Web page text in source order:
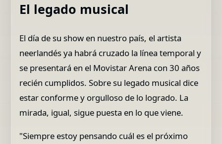
El legado musical
El día de su show en nuestro país, el artista
neerlandés ya habrá cruzado la línea temporal y
se presentará en el Movistar Arena con 30 años
recién cumplidos. Sobre su legado musical dice
estar conforme y orgulloso de lo logrado. La
mirada, igual, sigue puesta en lo que viene.
"Siempre estoy pensando cuál es el próximo